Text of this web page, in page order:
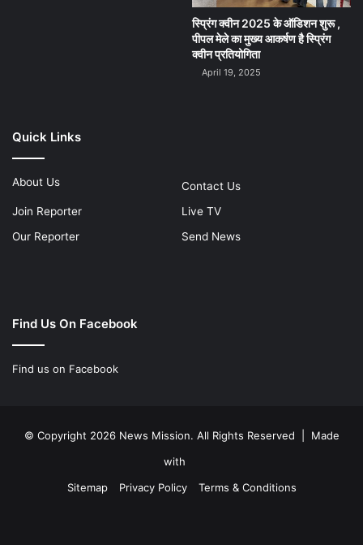
स्प्रिंग क्वीन 2025 के ऑडिशन शुरू ,
पीपल मेले का मुख्य आकर्षण है स्प्रिंग
क्वीन प्रतियोगिता
April 19, 2025
Quick Links
About Us
Contact Us
Join Reporter
Live TV
Our Reporter
Send News
Find Us On Facebook
Find us on Facebook
© Copyright 2026 News Mission. All Rights Reserved | Made
with
Sitemap
Privacy Policy Terms & Conditions